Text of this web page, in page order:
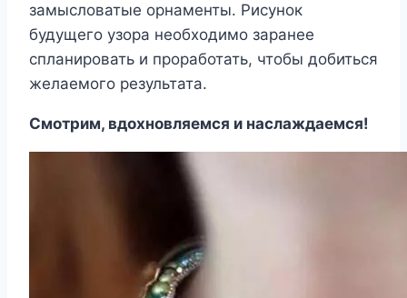
замысловатые орнаменты. Рисунок
будущего узора необходимо заранее
спланировать и проработать, чтобы добиться
желаемого результата.
Смотрим, вдохновляемся и наслаждаемся!